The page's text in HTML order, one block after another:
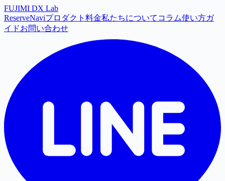
FUJIMI DX Lab
ReserveNaviプロダクト 料金私たちについて コラム使い方ガ
イドお問い合わせ